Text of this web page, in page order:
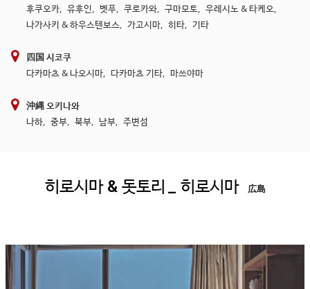
후쿠오카, 유후인, 벳푸, 쿠로카와, 구마모토, 우레시노 & 타케오,
나가사키 & 하우스텐보스, 가고시마, 히타, 기타
四国 시코쿠
다카마츠 & 나오시마, 다카마츠 기타, 마쓰야마
沖縄 오키나와
나하, 중부, 북부, 남부, 주변섬
히로시마 & 돗토리 _ 히로시마 広島